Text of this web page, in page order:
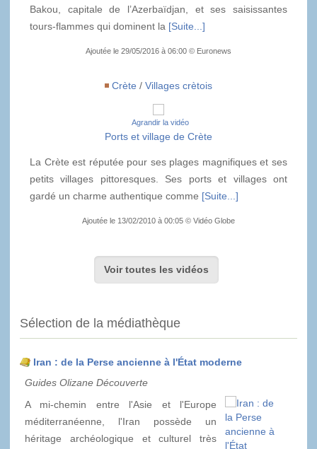
Bakou, capitale de l’Azerbaïdjan, et ses saisissantes
tours-flammes qui dominent la [Suite...]
Ajoutée le 29/05/2016 à 06:00 © Euronews
Crète / Villages crètois
Agrandir la vidéo
Ports et village de Crète
La Crète est réputée pour ses plages magnifiques et ses
petits villages pittoresques. Ses ports et villages ont
gardé un charme authentique comme [Suite...]
Ajoutée le 13/02/2010 à 00:05 © Vidéo Globe
Voir toutes les vidéos
Sélection de la médiathèque
Iran : de la Perse ancienne à l'État moderne
Guides Olizane Découverte
A mi-chemin entre l'Asie et l'Europe
méditerranéenne, l'Iran possède un
héritage archéologique et culturel très